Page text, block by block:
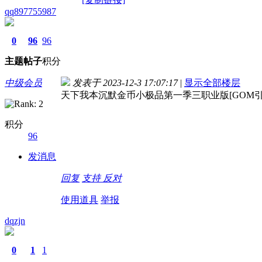
qq897755987
0
主题
96
帖子
96
积分
中级会员
积分
96
发消息
发表于 2023-12-3 17:07:17 | 显示全部楼层
天下我本沉默金币小极品第一季三职业版[GOM
回复 支持 反对
使用道具 举报
dqzjn
0 1 1